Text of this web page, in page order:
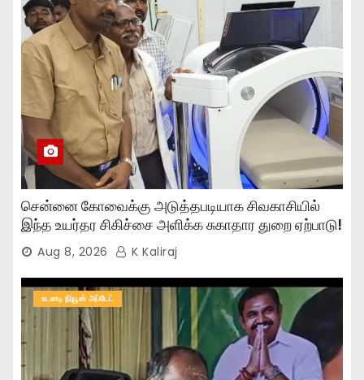
சென்னை கோவைக்கு அடுத்தபடியாக சிவகாசியில்
இந்த உயர்தர சிகிச்சை அளிக்க சுகாதார துறை ஏற்பாடு!
Aug 8, 2026 K Kaliraj
உடனடி நியூஸ் அப்டேட்